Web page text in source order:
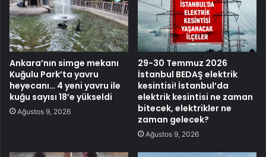
Ankara’nın simge mekanı
Kuğulu Park’ta yavru
heyecanı… 4 yeni yavru ile
kuğu sayısı 18’e yükseldi
Ağustos 9, 2026
29-30 Temmuz 2026
İstanbul BEDAŞ elektrik
kesintisi! İstanbul’da
elektrik kesintisi ne zaman
bitecek, elektrikler ne
zaman gelecek?
Ağustos 9, 2026